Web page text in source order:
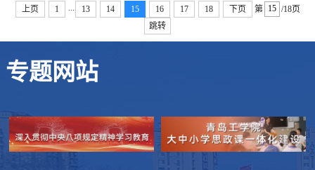
上页 1 ... 13 14 15 16 17 18 下页 第
/18页
跳转
专题网站